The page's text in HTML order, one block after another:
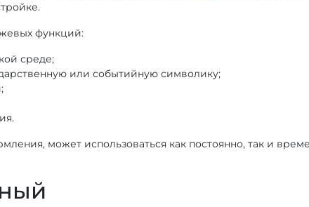
функций:
среде;
или событийную символику;
может использоваться как постоянно, так и